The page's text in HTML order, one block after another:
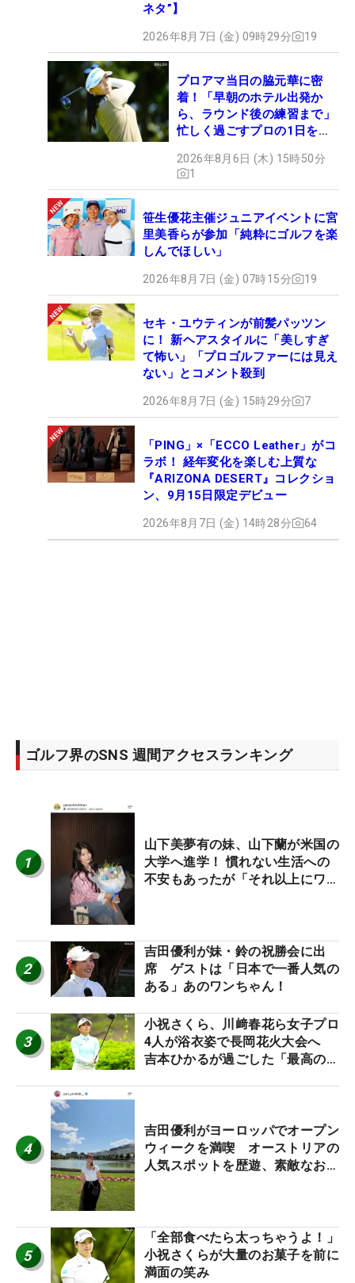
ネタ”】
2026年8月7日 (金) 09時29分 19
プロアマ当日の脇元華に密
着！「早朝のホテル出発か
ら、ラウンド後の練習まで」
忙しく過ごすプロの1日を公
2026年8月6日 (木) 15時50分
1
笹生優花主催ジュニアイベントに宮
里美香らが参加「純粋にゴルフを楽
しんでほしい」
2026年8月7日 (金) 07時15分 19
セキ・ユウティンが前髪パッツン
に！ 新ヘアスタイルに「美しすぎ
て怖い」「プロゴルファーには見え
ない」とコメント殺到
2026年8月7日 (金) 15時29分 7
「PING」×「ECCO Leather」がコ
ラボ！ 経年変化を楽しむ上質な
『ARIZONA DESERT』コレクショ
ン、9月15日限定デビュー
2026年8月7日 (金) 14時28分 64
ゴルフ界のSNS 週間アクセスランキング
1
山下美夢有の妹、山下蘭が米国の
大学へ進学！ 慣れない生活への
不安もあったが「それ以上にワク
2
吉田優利が妹・鈴の祝勝会に出
席 ゲストは「日本で一番人気の
ある」あのワンちゃん！
3
小祝さくら、川﨑春花ら女子プロ
4人が浴衣姿で長岡花火大会へ
吉本ひかるが過ごした「最高の夏
4
吉田優利がヨーロッパでオープン
ウィークを満喫 オーストリアの
人気スポットを歴遊、素敵なお土
5
「全部食べたら太っちゃうよ！」
小祝さくらが大量のお菓子を前に
満面の笑み